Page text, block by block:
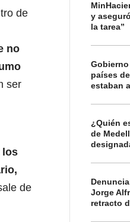
de
no
ser
los
de
y
la tarea”
países
estaban
¿Quién
de
Jorge
retracto